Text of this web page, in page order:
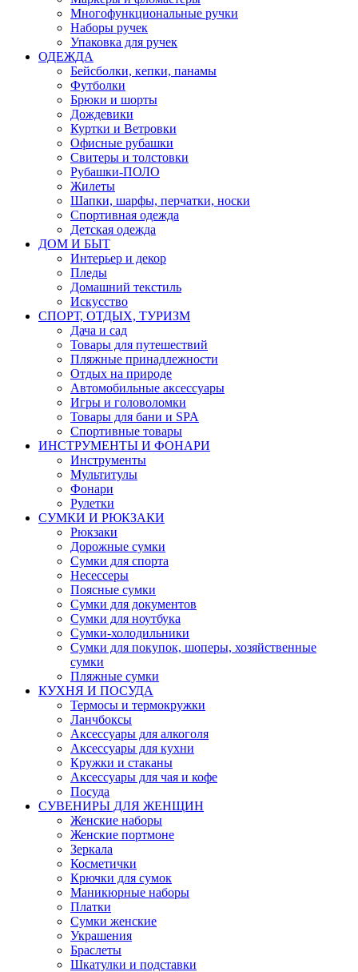
Многофункциональные ручки
Наборы ручек
Упаковка для ручек
ОДЕЖДА
Бейсболки, кепки, панамы
Футболки
Брюки и шорты
Дождевики
Куртки и Ветровки
Офисные рубашки
Свитеры и толстовки
Рубашки-ПОЛО
Жилеты
Шапки, шарфы, перчатки, носки
Спортивная одежда
Детская одежда
ДОМ И БЫТ
Интерьер и декор
Пледы
Домашний текстиль
Искусство
СПОРТ, ОТДЫХ, ТУРИЗМ
Дача и сад
Товары для путешествий
Пляжные принадлежности
Отдых на природе
Автомобильные аксессуары
Игры и головоломки
Товары для бани и SPA
Спортивные товары
ИНСТРУМЕНТЫ И ФОНАРИ
Инструменты
Мультитулы
Фонари
Рулетки
СУМКИ И РЮКЗАКИ
Рюкзаки
Дорожные сумки
Сумки для спорта
Несессеры
Поясные сумки
Сумки для документов
Сумки для ноутбука
Сумки-холодильники
Сумки для покупок, шоперы, хозяйственные
сумки
Пляжные сумки
КУХНЯ И ПОСУДА
Термосы и термокружки
Ланчбоксы
Аксессуары для алкоголя
Аксессуары для кухни
Кружки и стаканы
Аксессуары для чая и кофе
Посуда
СУВЕНИРЫ ДЛЯ ЖЕНЩИН
Женские наборы
Женские портмоне
Зеркала
Косметички
Крючки для сумок
Маникюрные наборы
Платки
Сумки женские
Украшения
Браслеты
Шкатулки и подставки